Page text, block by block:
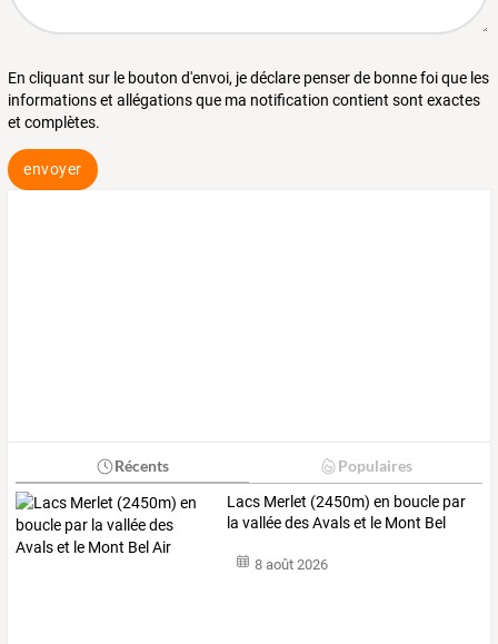
En cliquant sur le bouton d'envoi, je déclare penser de bonne foi que les
informations et allégations que ma notification contient sont exactes
et complètes.
envoyer
Récents Populaires
Lacs Merlet (2450m) en boucle par
la vallée des Avals et le Mont Bel
8 août 2026